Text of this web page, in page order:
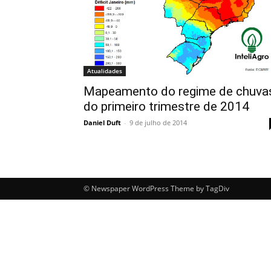
Atualidades
Mapeamento do regime de
do primeiro trimestre de 2014
Daniel Duft - 9 de julho de 2014
© Newspaper WordPress Theme by TagDiv